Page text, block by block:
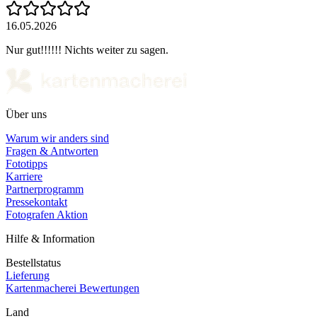
16.05.2026
Nur gut!!!!!! Nichts weiter zu sagen.
Über uns
Warum wir anders sind
Fragen & Antworten
Fototipps
Karriere
Partnerprogramm
Pressekontakt
Fotografen Aktion
Hilfe & Information
Bestellstatus
Lieferung
Kartenmacherei Bewertungen
Land